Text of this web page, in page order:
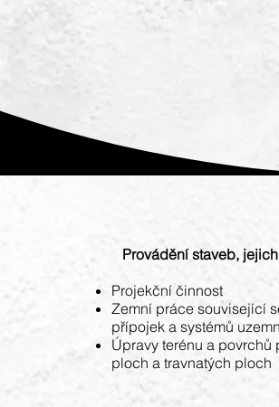
Provádění staveb,
Projekční činnost
Zemní práce související
přípojek a systémů
Úpravy terénu a
ploch a travnatých ploch